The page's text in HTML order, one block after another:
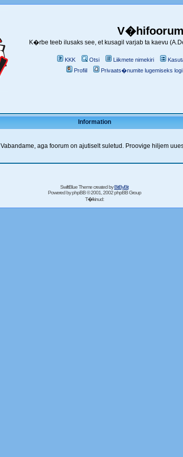
V�hifoorum
K�rbe teeb ilusaks see, et kusagil varjab ta kaevu
KKK Otsi Liikmete nimekiri
Profiil
Privaats�numite lugemiseks
Information
Vabandame, aga foorum on ajutiselt suletud. Proovige hiljem
SwiftBlue Theme created byBitByBit
Powered byphpBB© 2001, 2002 phpBB Group
T�lkinud: